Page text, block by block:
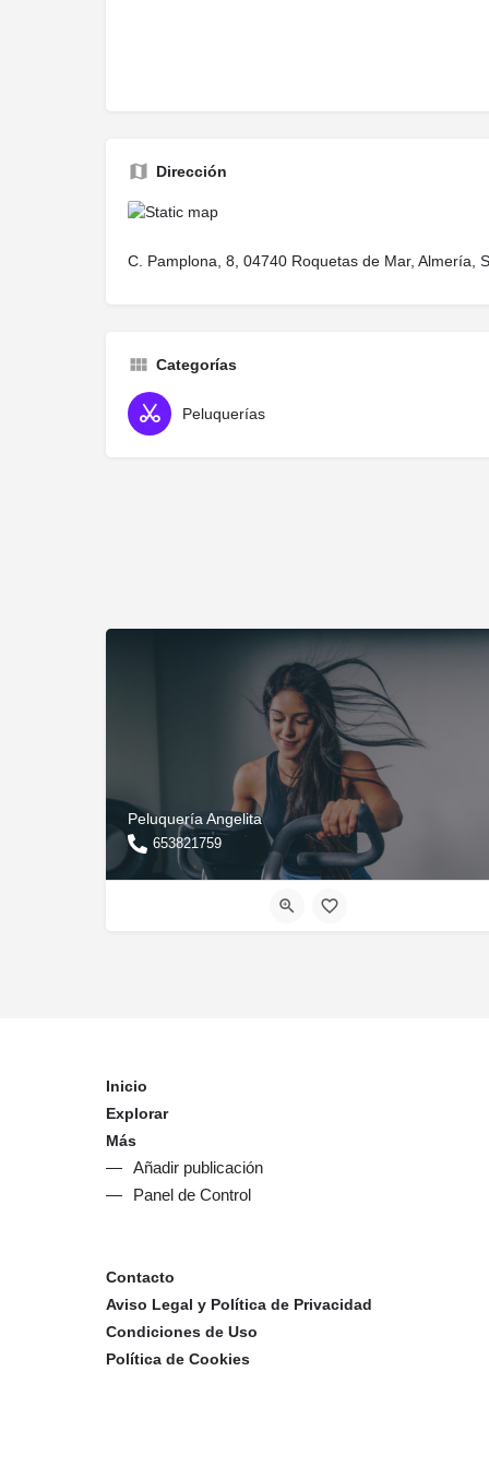
Dirección
C. Pamplona, 8, 04740 Roquetas de Mar, Almería,
Categorías
Peluquerías
Peluquería Angelita
653821759
Inicio
Explorar
Más
Añadir publicación
Panel de Control
Contacto
Aviso Legal y Política de Privacidad
Condiciones de Uso
Política de Cookies